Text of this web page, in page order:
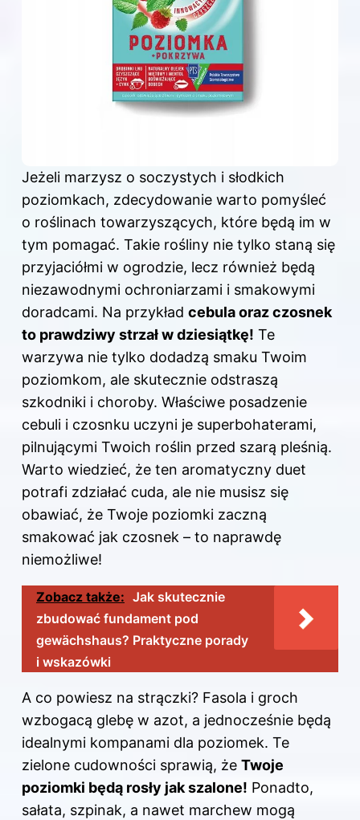
Jeżeli marzysz o soczystych i słodkich
poziomkach, zdecydowanie warto pomyśleć
o roślinach towarzyszących, które będą im w
tym pomagać. Takie rośliny nie tylko staną się
przyjaciółmi w ogrodzie, lecz również będą
niezawodnymi ochroniarzami i smakowymi
doradcami. Na przykład cebula oraz czosnek
to prawdziwy strzał w dziesiątkę! Te
warzywa nie tylko dodadzą smaku Twoim
poziomkom, ale skutecznie odstraszą
szkodniki i choroby. Właściwe posadzenie
cebuli i czosnku uczyni je superbohaterami,
pilnującymi Twoich roślin przed szarą pleśnią.
Warto wiedzieć, że ten aromatyczny duet
potrafi zdziałać cuda, ale nie musisz się
obawiać, że Twoje poziomki zaczną
smakować jak czosnek – to naprawdę
niemożliwe!
Zobacz także: Jak skutecznie
zbudować fundament pod
gewächshaus? Praktyczne porady
i wskazówki
A co powiesz na strączki? Fasola i groch
wzbogacą glebę w azot, a jednocześnie będą
idealnymi kompanami dla poziomek. Te
zielone cudowności sprawią, że Twoje
poziomki będą rosły jak szalone! Ponadto,
sałata, szpinak, a nawet marchew mogą